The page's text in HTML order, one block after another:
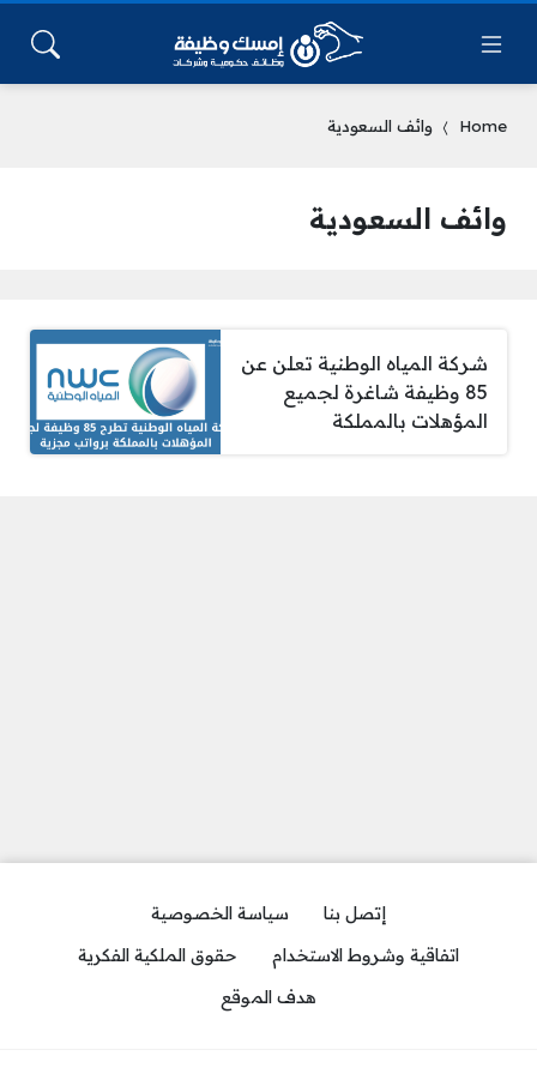
Home وائف السعودية
وائف السعودية
شركة المياه الوطنية تعلن عن
85 وظيفة شاغرة لجميع
المؤهلات بالمملكة
إتصل بنا
سياسة الخصوصية
اتفاقية وشروط الاستخدام
حقوق الملكية الفكرية
هدف الموقع